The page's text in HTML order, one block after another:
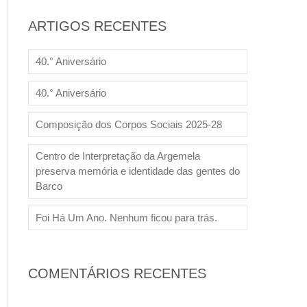
ARTIGOS RECENTES
40.° Aniversário
40.° Aniversário
Composição dos Corpos Sociais 2025-28
Centro de Interpretação da Argemela
preserva memória e identidade das gentes do
Barco
Foi Há Um Ano. Nenhum ficou para trás.
COMENTÁRIOS RECENTES